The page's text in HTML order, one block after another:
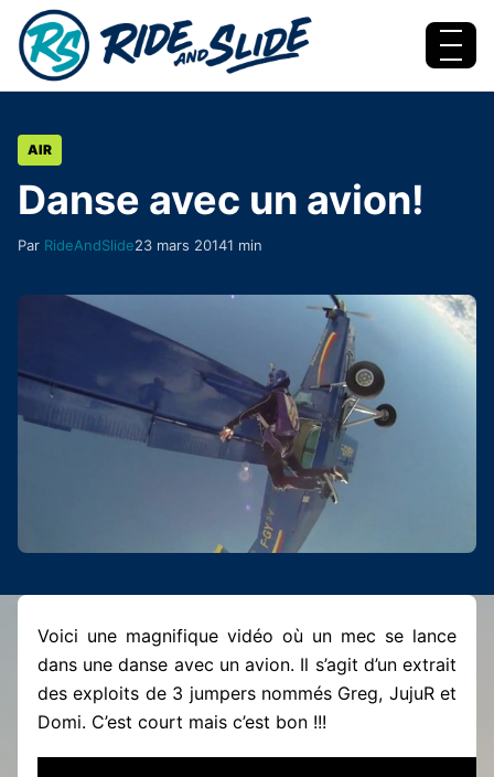
Aller au contenu
Menu
AIR
Danse avec un avion!
Par RideAndSlide23 mars 20141 min
Voici une magnifique vidéo où un mec se lance
dans une danse avec un avion. Il s’agit d’un extrait
des exploits de 3 jumpers nommés Greg, JujuR et
Domi. C’est court mais c’est bon !!!